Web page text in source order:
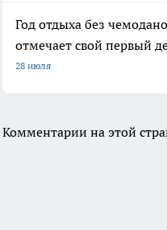
Год отдыха без
отмечает свой первый
28 июля
Комментарии на этой